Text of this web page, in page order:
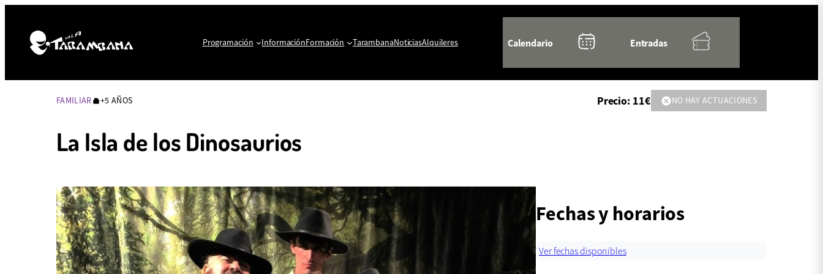
Programación InformaciónFormación TarambanaNoticiasAlquileres Calendario CalendarioEntradas Entradas
FAMILIAREDAD
AÑOS
+5 AÑOS Precio: 11€ NO HAY ACTUACIONES
La Isla de los Dinosaurios
Fechas y horarios
Ver fechas disponibles